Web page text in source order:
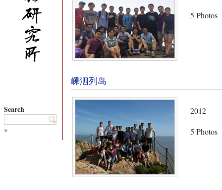
Search
»
5 Photos
嵊泗列岛
2012
5 Photos